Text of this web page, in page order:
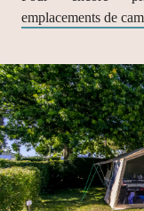
emplacements de